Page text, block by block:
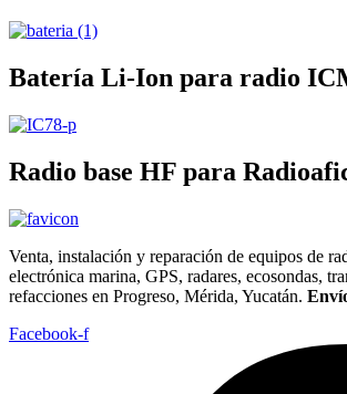
Batería Li-Ion para radio
Radio base HF para
Venta, instalación y reparación de equipos de
electrónica marina, GPS, radares, ecosondas,
refacciones en Progreso, Mérida, Yucatán.
Facebook-f